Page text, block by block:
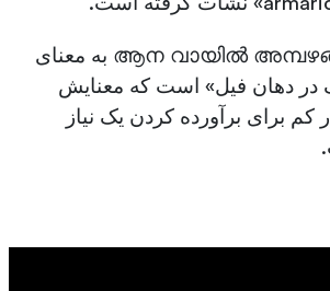
اصطلاح ആന വായിൽ അമ്പഴങ്ങാ به معنای
دهان فیل» است که معنایش
برای برآورده کردن یک نیاز